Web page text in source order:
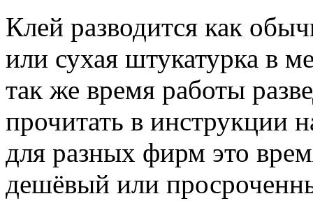
Клей разводится как
или сухая штукатурка в
так же время работы
прочитать в инструкции
для разных фирм это
дешёвый или